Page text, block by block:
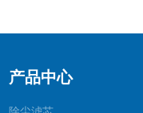
产品中心